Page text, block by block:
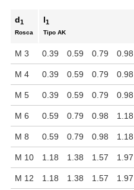
d1
Rosca
l1
Tipo AK
M 3 0.39 0.59 0.79 0.98
M 4 0.39 0.59 0.79 0.98
M 5 0.39 0.59 0.79 0.98
M 6 0.59 0.79 0.98 1.18
M 8 0.59 0.79 0.98 1.18
M 10 1.18 1.38 1.57 1.97
M 12 1.18 1.38 1.57 1.97